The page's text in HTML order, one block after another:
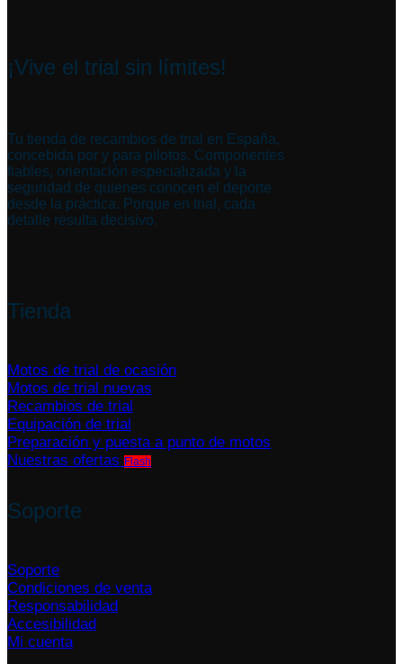
¡Vive el trial sin límites!
Tu tienda de recambios de trial en España,
concebida por y para pilotos. Componentes
fiables, orientación especializada y la
seguridad de quienes conocen el deporte
desde la práctica. Porque en trial, cada
detalle resulta decisivo.
Tienda
Motos de trial de ocasión
Motos de trial nuevas
Recambios de trial
Equipación de trial
Preparación y puesta a punto de motos
Nuestras ofertas
Soporte
Soporte
Condiciones de venta
Responsabilidad
Accesibilidad
Mi cuenta